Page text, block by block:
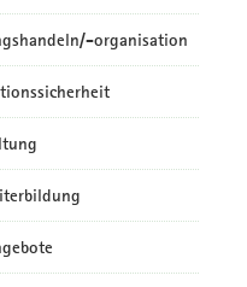
organisation